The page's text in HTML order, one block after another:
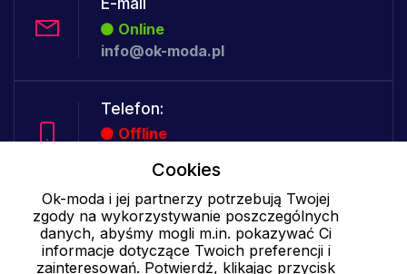
Online
info@ok-moda.pl
Telefon:
Offline
Cookies - szczegółowe ustawienia|Więcej informacji|Polityka
prywatności
Cookies
Ok-moda i jej partnerzy potrzebują Twojej
zgody na wykorzystywanie poszczególnych
danych, abyśmy mogli m.in. pokazywać Ci
informacje dotyczące Twoich preferencji i
zainteresowań. Potwierdź, klikając przycisk